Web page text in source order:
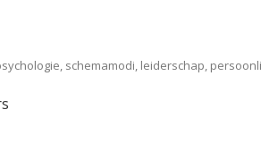
schemamodi, leiderschap,